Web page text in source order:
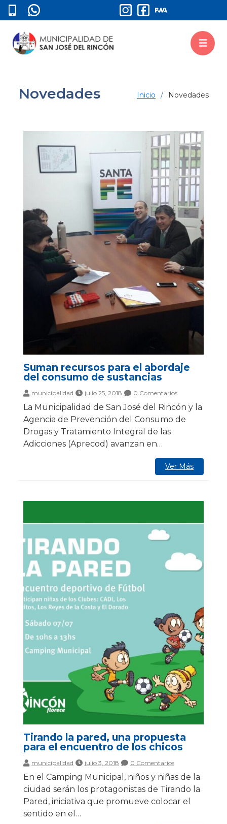
Novedades Inicio Novedades
Suman recursos para el abordaje
del consumo de sustancias
municipalidad julio 25, 2018 0 Comentarios
La Municipalidad de San José del Rincón y la
Agencia de Prevención del Consumo de
Drogas y Tratamiento Integral de las
Adicciones (Aprecod) avanzan en…
Ver Más
Tirando la pared, una propuesta
para el encuentro de los chicos
municipalidad julio 3, 2018 0 Comentarios
En el Camping Municipal, niños y niñas de la
ciudad serán los protagonistas de Tirando la
Pared, iniciativa que promueve colocar el
sentido en el…